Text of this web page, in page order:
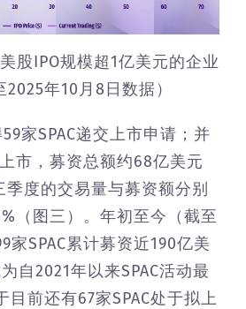
美股IPO规模超1亿美元的企业
2025年10月8日数据）
家SPAC递交上市申请；并
市，募资总额约68亿美元
度的交易量与募资额分别
（图三）。年初至今（截至
家SPAC累计募资近190亿美
自2021年以来SPAC活动最
目前还有67家SPAC处于拟上